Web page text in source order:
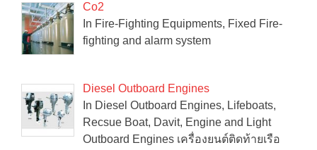
Co2
In Fire-Fighting Equipments, Fixed Fire-
fighting and alarm system
Diesel Outboard Engines
In Diesel Outboard Engines, Lifeboats,
Recsue Boat, Davit, Engine and Light
Outboard Engines เครื่องยนต์ติดท้ายเรือ